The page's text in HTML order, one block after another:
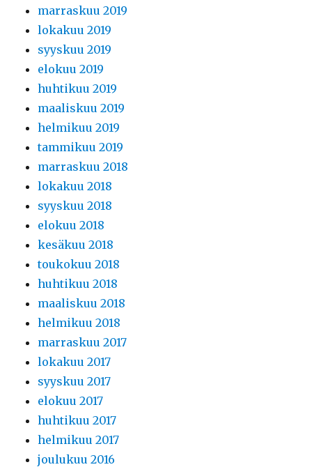
marraskuu 2019
lokakuu 2019
syyskuu 2019
elokuu 2019
huhtikuu 2019
maaliskuu 2019
helmikuu 2019
tammikuu 2019
marraskuu 2018
lokakuu 2018
syyskuu 2018
elokuu 2018
kesäkuu 2018
toukokuu 2018
huhtikuu 2018
maaliskuu 2018
helmikuu 2018
marraskuu 2017
lokakuu 2017
syyskuu 2017
elokuu 2017
huhtikuu 2017
helmikuu 2017
joulukuu 2016